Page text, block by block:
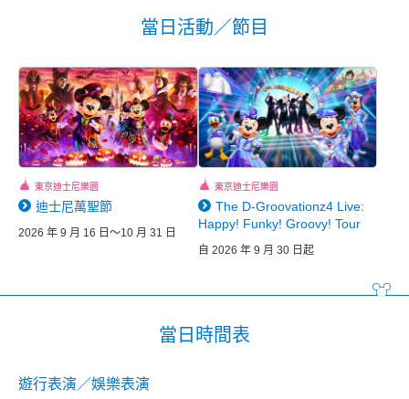
當日活動／節目
東京迪士尼樂園
迪士尼萬聖節
2026 年 9 月 16 日～10 月 31 日
東京迪士尼樂園
The D-Groovationz4 Live:
Happy! Funky! Groovy! Tour
自 2026 年 9 月 30 日起
當日時間表
遊行表演／娛樂表演